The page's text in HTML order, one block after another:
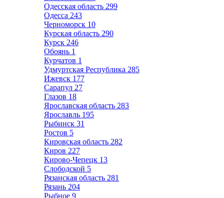
Одесская область 299
Одесса 243
Черноморск 10
Курская область 290
Курск 246
Обоянь 1
Курчатов 1
Удмуртская Республика 285
Ижевск 177
Сарапул 27
Глазов 18
Ярославская область 283
Ярославль 195
Рыбинск 31
Ростов 5
Кировская область 282
Киров 227
Кирово-Чепецк 13
Слободской 5
Рязанская область 281
Рязань 204
Рыбное 9